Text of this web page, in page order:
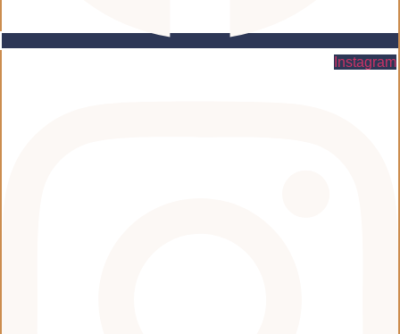
Instagram